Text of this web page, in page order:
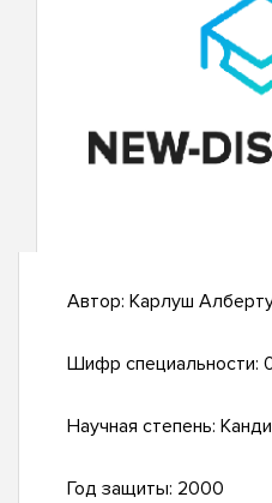
Автор: Карлуш
Шифр специальности:
Научная степень:
Год защиты: 2000